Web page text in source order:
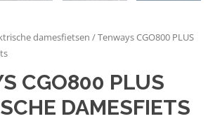
damesfietsen / Tenways CGO800 PLUS
CGO800 PLUS
DAMESFIETS